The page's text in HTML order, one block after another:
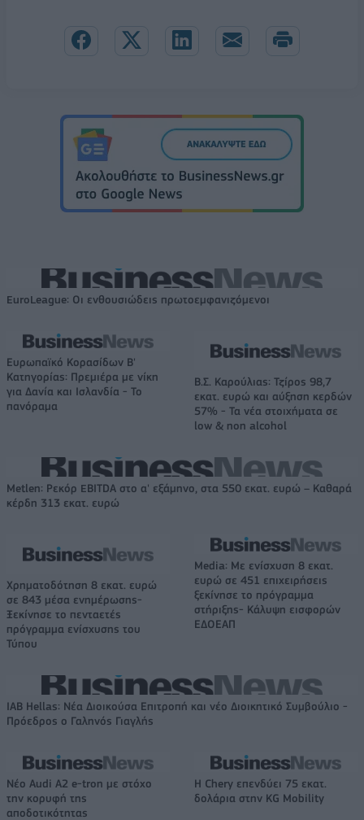
EuroLeague: Οι ενθουσιώδεις πρωτοεμφανιζόμενοι
Ευρωπαϊκό Κορασίδων Β'
Κατηγορίας: Πρεμιέρα με νίκη
για Δανία και Ισλανδία - Το
πανόραμα
Β.Σ. Καρούλιας: Τζίρος 98,7
εκατ. ευρώ και αύξηση κερδών
57% - Τα νέα στοιχήματα σε
low & non alcohol
Metlen: Ρεκόρ EBITDA στο α' εξάμηνο, στα 550 εκατ. ευρώ – Καθαρά
κέρδη 313 εκατ. ευρώ
Χρηματοδότηση 8 εκατ. ευρώ
σε 843 μέσα ενημέρωσης-
Ξεκίνησε το πενταετές
πρόγραμμα ενίσχυσης του
Τύπου
Media: Με ενίσχυση 8 εκατ.
ευρώ σε 451 επιχειρήσεις
ξεκίνησε το πρόγραμμα
στήριξης- Κάλυψη εισφορών
ΕΔΟΕΑΠ
IAB Hellas: Νέα Διοικούσα Επιτροπή και νέο Διοικητικό Συμβούλιο -
Πρόεδρος ο Γαληνός Γιαγλής
Νέο Audi A2 e-tron με στόχο
την κορυφή της
αποδοτικότητας
Η Chery επενδύει 75 εκατ.
δολάρια στην KG Mobility